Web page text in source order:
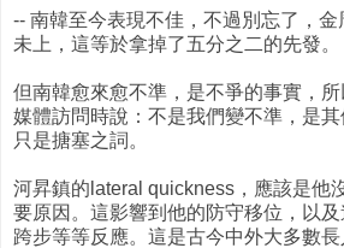
-- 南韓至今表現不佳，不過別忘了，
未上，這等於拿掉了五分之二的先發。
但南韓愈來愈不準，是不爭的事實，
媒體訪問時說：不是我們變不準，是
只是搪塞之詞。
河昇鎮的lateral quickness，應該是他
要原因。這影響到他的防守移位，以及
跨步等等反應。這是古今中外大多數